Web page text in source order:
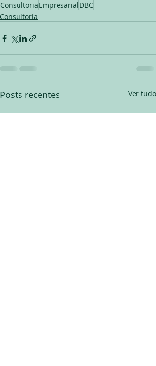
Consultoria Empresarial DBC
Consultoria
Posts recentes Ver tudo